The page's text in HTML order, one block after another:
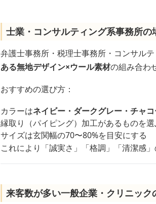
士業・コンサルティング系事務所の
弁護士事務所・税理士事務所・コンサル
ある無地デザイン×ウール素材の組み合わ
おすすめの選び方：
カラーはネイビー・ダークグレー・チャ
縁取り（パイピング）加工があるものを選
サイズは玄関幅の70〜80%を目安にする
これにより「誠実さ」「格調」「清潔感
来客数が多い一般企業・クリニック